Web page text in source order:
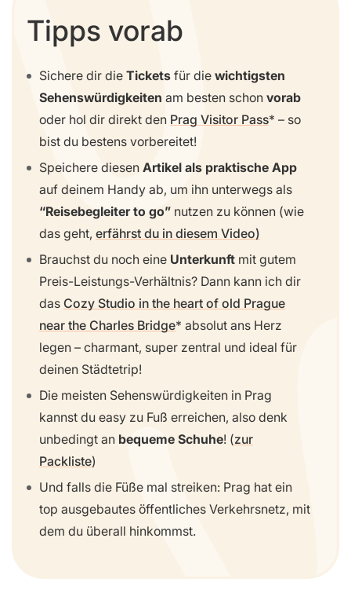
Tipps vorab
Sichere dir die Tickets für die wichtigsten
Sehenswürdigkeiten am besten schon vorab
oder hol dir direkt den Prag Visitor Pass – so
bist du bestens vorbereitet!
Speichere diesen Artikel als praktische App
auf deinem Handy ab, um ihn unterwegs als
“Reisebegleiter to go” nutzen zu können (wie
das geht, erfährst du in diesem Video)
Brauchst du noch eine Unterkunft mit gutem
Preis-Leistungs-Verhältnis? Dann kann ich dir
das Cozy Studio in the heart of old Prague
near the Charles Bridge absolut ans Herz
legen – charmant, super zentral und ideal für
deinen Städtetrip!
Die meisten Sehenswürdigkeiten in Prag
kannst du easy zu Fuß erreichen, also denk
unbedingt an bequeme Schuhe! (zur
Packliste)
Und falls die Füße mal streiken: Prag hat ein
top ausgebautes öffentliches Verkehrsnetz, mit
dem du überall hinkommst.